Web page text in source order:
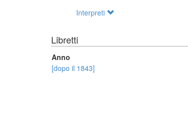
Interpreti
Libretti
Anno
[dopo il 1843]